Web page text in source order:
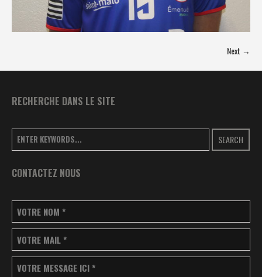
Next →
RECHERCHE DANS LE SITE
SEARCH
CONTACTEZ NOUS
VOTRE NOM *
VOTRE MAIL *
VOTRE MESSAGE ICI *